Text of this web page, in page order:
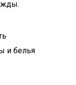
и белья